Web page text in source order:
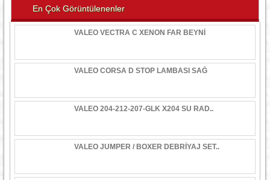
En Çok Görüntülenenler
VALEO VECTRA C XENON FAR BEYNİ
VALEO CORSA D STOP LAMBASI SAĞ
VALEO 204-212-207-GLK X204 SU RAD..
VALEO JUMPER / BOXER DEBRİYAJ SET..